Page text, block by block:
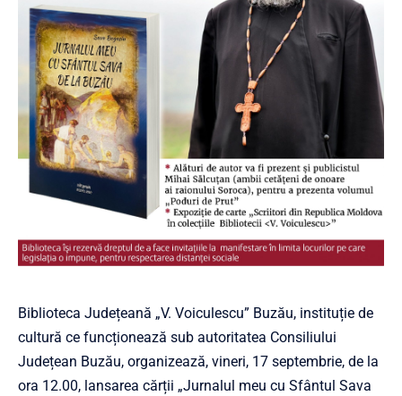
Biblioteca Județeană „V. Voiculescu” Buzău, instituție de
cultură ce funcționează sub autoritatea Consiliului
Județean Buzău, organizează, vineri, 17 septembrie, de la
ora 12.00, lansarea cărții „Jurnalul meu cu Sfântul Sava